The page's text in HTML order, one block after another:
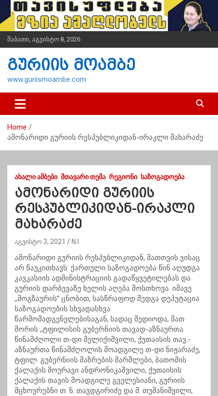
i
t
n
შაბათი, აგვისტო 8, 2026
გურიის მოამბე
www.guriismoambe.com
Home
ამონარიდი გურიის რესპუბლიკიდან-ირაკლი მახარაძე
ᲐᲮᲐᲚᲘ ᲐᲛᲑᲔᲑᲘ ᲛᲗᲐᲕᲐᲠᲘ ᲗᲔᲛᲐ ᲠᲔᲒᲘᲝᲜᲘ ᲡᲐᲖᲝᲒᲐᲓᲝᲔᲑᲐ
ამონარიდი გურიის
რესპუბლიკიდან-ირაკლი
მახარაძე
აგვისტო 3, 2021 N.I
ამონარიდი გურიის რესპუბლიკიდან, მათთვის ვისაც
არ წაუკითხავს: ქართული საზოგადოება წინ აღუდგა
კავკასიის ადმინისტრაციის გადაწყვეტილებას და
გურიის დარბევაზე ხელის აღება მოსთხოვა. იმავე
,,მოგზაურის” ცნობით, სასწრაფოდ შედგა დეპუტაცია
საზოგადოების სხვადასხვა
წარმომადგენელებისაგან, სადაც შედიოდა, მათ
შორის ,,ტფილისის გუბერნიის თავად-აზნაურთა
წინამძღოლი თ-დი მელიქიშვილი, ქუთაისის თავ.-
აზნაურთა წინამძღოლის მოადგილე თ-დი ნიჟარაძე,
ტფილ. გუბერნიის მაზრების მარშლები, ბათომის
ქალაქის მოურავი ანდრონიკაშვილი, ქუთაისის
ქალაქის თავის მოადგილე გველესიანი, გურიის
მცხოვრებნი თ. ნ. თავდგირიძე და მ. თუმანიშვილი,